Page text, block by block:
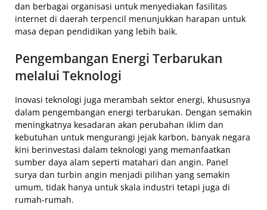
dan berbagai organisasi untuk menyediakan fasilitas
internet di daerah terpencil menunjukkan harapan untuk
masa depan pendidikan yang lebih baik.
Pengembangan Energi Terbarukan
melalui Teknologi
Inovasi teknologi juga merambah sektor energi, khususnya
dalam pengembangan energi terbarukan. Dengan semakin
meningkatnya kesadaran akan perubahan iklim dan
kebutuhan untuk mengurangi jejak karbon, banyak negara
kini berinvestasi dalam teknologi yang memanfaatkan
sumber daya alam seperti matahari dan angin. Panel
surya dan turbin angin menjadi pilihan yang semakin
umum, tidak hanya untuk skala industri tetapi juga di
rumah-rumah.